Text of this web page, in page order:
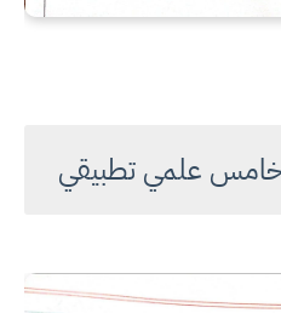
خامس علمي تطبيقي